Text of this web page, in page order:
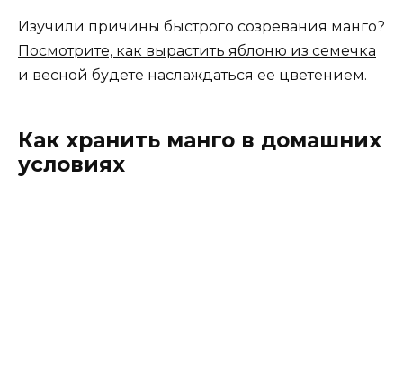
Изучили причины быстрого созревания манго?
Посмотрите, как вырастить яблоню из семечка
и весной будете наслаждаться ее цветением.
Как хранить манго в домашних
условиях